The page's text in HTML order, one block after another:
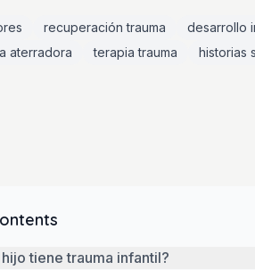
recuperación trauma desarrollo
aterradora terapia trauma historias
tiene trauma infantil?